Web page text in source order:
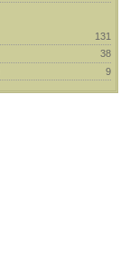
131
38
9